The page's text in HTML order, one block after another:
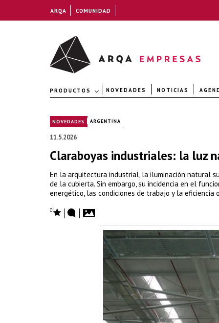
PRODUCTOS NOVEDADES NOTICIAS
NOVEDADES | ARGENTINA
11.5.2026
Claraboyas industriales: la luz
En la arquitectura industrial, la iluminación natural
de la cubierta. Sin embargo, su incidencia en el
energético, las condiciones de trabajo y la eficiencia
0
ARQA COMUNIDAD